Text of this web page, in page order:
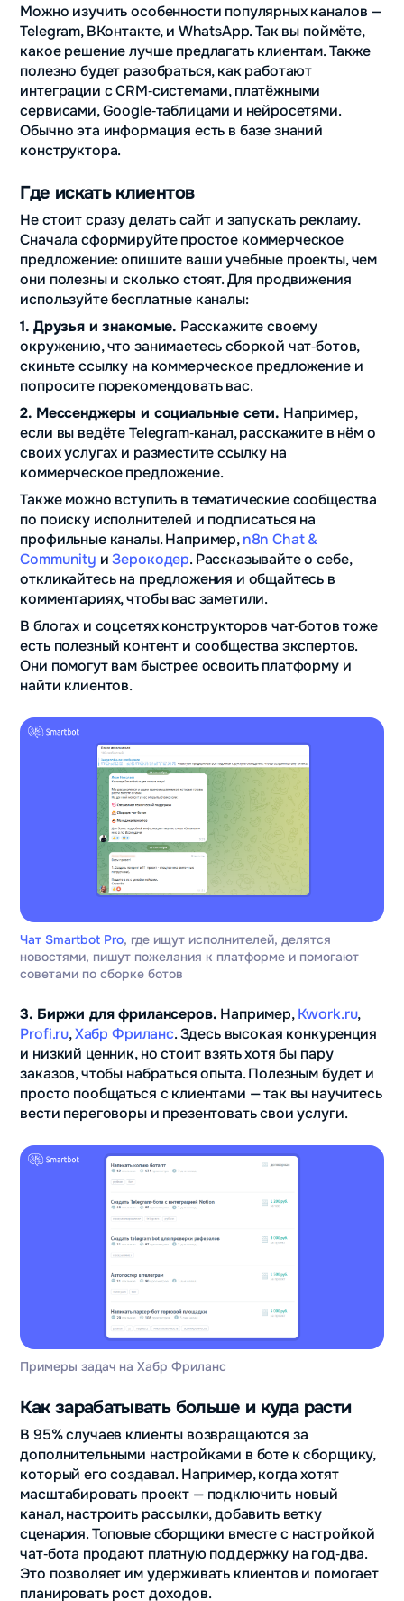
Можно изучить особенности популярных каналов —
Telegram, ВКонтакте, и WhatsApp. Так вы поймёте,
какое решение лучше предлагать клиентам. Также
полезно будет разобраться, как работают
интеграции с CRM‑системами, платёжными
сервисами, Google‑таблицами и нейросетями.
Обычно эта информация есть в базе знаний
конструктора.
Где искать клиентов
Не стоит сразу делать сайт и запускать рекламу.
Сначала сформируйте простое коммерческое
предложение: опишите ваши учебные проекты, чем
они полезны и сколько стоят. Для продвижения
используйте бесплатные каналы:
1. Друзья и знакомые. Расскажите своему
окружению, что занимаетесь сборкой чат‑ботов,
скиньте ссылку на коммерческое предложение и
попросите порекомендовать вас.
2. Мессенджеры и социальные сети. Например,
если вы ведёте Telegram‑канал, расскажите в нём о
своих услугах и разместите ссылку на
коммерческое предложение.
Также можно вступить в тематические сообщества
по поиску исполнителей и подписаться на
профильные каналы. Например,n8n Chat &
Community иЗерокодер. Рассказывайте о себе,
откликайтесь на предложения и общайтесь в
комментариях, чтобы вас заметили.
В блогах и соцсетях конструкторов чат‑ботов тоже
есть полезный контент и сообщества экспертов.
Они помогут вам быстрее освоить платформу и
найти клиентов.
Чат Smartbot Pro, где ищут исполнителей, делятся
новостями, пишут пожелания к платформе и помогают
советами по сборке ботов
3. Биржи для фрилансеров. Например,Kwork.ru,
Profi.ru,Хабр Фриланс. Здесь высокая конкуренция
и низкий ценник, но стоит взять хотя бы пару
заказов, чтобы набраться опыта. Полезным будет и
просто пообщаться с клиентами — так вы научитесь
вести переговоры и презентовать свои услуги.
Примеры задач на Хабр Фриланс
Как зарабатывать больше и куда расти
В 95% случаев клиенты возвращаются за
дополнительными настройками в боте к сборщику,
который его создавал. Например, когда хотят
масштабировать проект — подключить новый
канал, настроить рассылки, добавить ветку
сценария. Топовые сборщики вместе с настройкой
чат‑бота продают платную поддержку на год‑два.
Это позволяет им удерживать клиентов и помогает
планировать рост доходов.